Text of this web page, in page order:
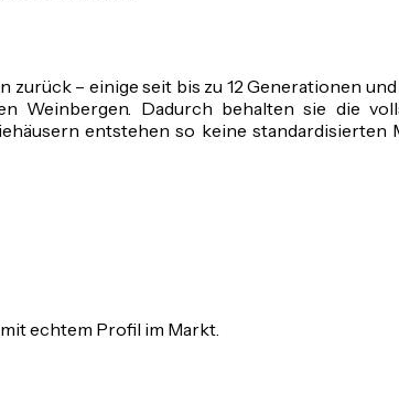
– einige seit bis zu 12 Generationen
Weinbergen. Dadurch behalten sie die
entstehen so keine standardisierten
echtem Profil im Markt.